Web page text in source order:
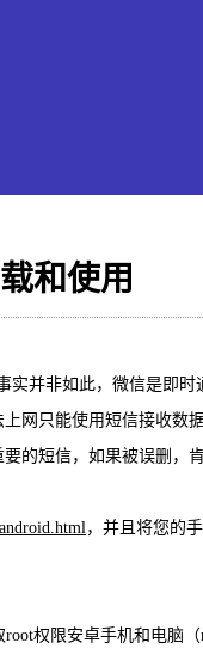
复
数据轻松恢复
MAC版
和使用
并非如此，微信是即时
网只能使用短信接收数
的短信，如果被误删，
，并且将您的
权限安卓手机和电脑